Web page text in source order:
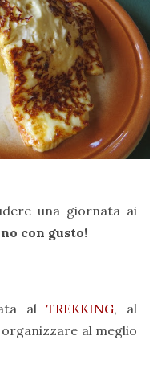
una giornata ai
con gusto!
alTREKKING, al
al meglio